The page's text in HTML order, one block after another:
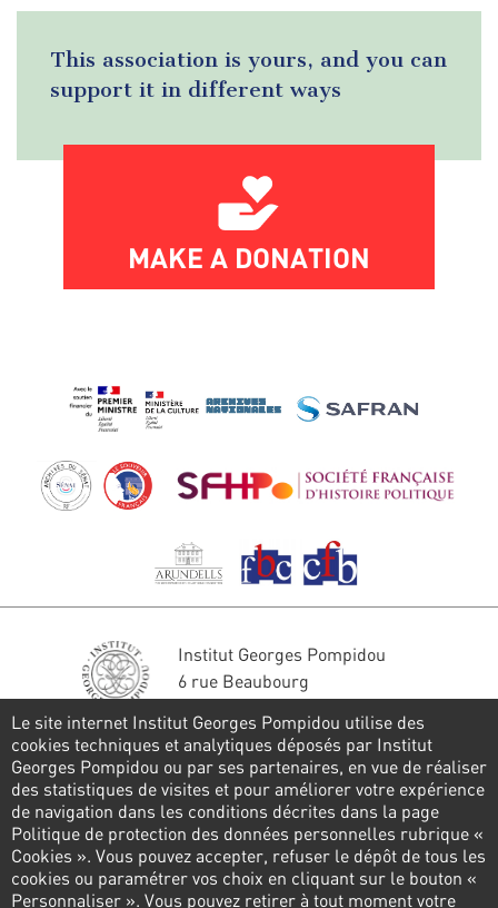
This association is yours, and you can
support it in different ways
MAKE A DONATION
Institut Georges Pompidou
6 rue Beaubourg
Tél. : 01 44 78 41 22
Stay in touch
CONTACT FORM
Follow us
Le site internet Institut Georges Pompidou utilise des
cookies techniques et analytiques déposés par Institut
Georges Pompidou ou par ses partenaires, en vue de réaliser
des statistiques de visites et pour améliorer votre expérience
de navigation dans les conditions décrites dans la page
Politique de protection des données personnelles rubrique «
Cookies ». Vous pouvez accepter, refuser le dépôt de tous les
cookies ou paramétrer vos choix en cliquant sur le bouton «
Personnaliser ». Vous pouvez retirer à tout moment votre